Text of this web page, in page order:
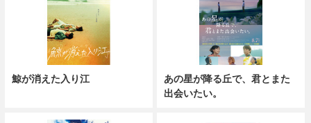
鯨が消えた入り江
あの星が降る丘で、君とまた
出会いたい。